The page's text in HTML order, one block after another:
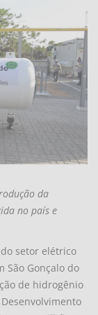
da
no país e
setor elétrico
São Gonçalo do
de hidrogênio